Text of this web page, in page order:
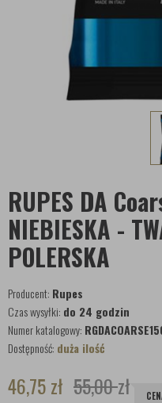
RUPES DA
NIEBIESKA -
POLERSKA
Producent: Rupes
Czas wysyłki: do 24 godzin
Numer katalogowy:
Dostępność: duża ilość
46,75zł 55,00zł